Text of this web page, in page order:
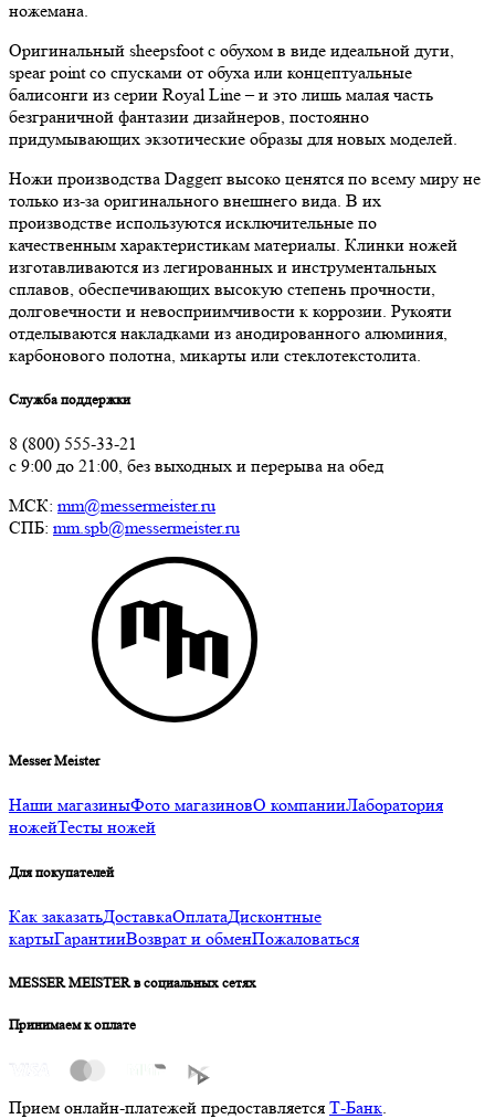
ножемана.
Оригинальный sheepsfoot с обухом в виде идеальной дуги,
spear point со спусками от обуха или концептуальные
балисонги из серии Royal Line – и это лишь малая часть
безграничной фантазии дизайнеров, постоянно
придумывающих экзотические образы для новых моделей.
Ножи производства Daggerr высоко ценятся по всему миру не
только из-за оригинального внешнего вида. В их
производстве используются исключительные по
качественным характеристикам материалы. Клинки ножей
изготавливаются из легированных и инструментальных
сплавов, обеспечивающих высокую степень прочности,
долговечности и невосприимчивости к коррозии. Рукояти
отделываются накладками из анодированного алюминия,
карбонового полотна, микарты или стеклотекстолита.
Служба поддержки
8 (800) 555-33-21
с 9:00 до 21:00, без выходных и перерыва на обед
МСК: mm@messermeister.ru
СПБ: mm.spb@messermeister.ru
Messer Meister
Наши магазиныФото магазиновО компанииЛаборатория
ножейТесты ножей
Для покупателей
Как заказатьДоставкаОплатаДисконтные
картыГарантииВозврат и обменПожаловаться
MESSER MEISTER в социальных сетях
Принимаем к оплате
Прием онлайн-платежей предоставляется Т-Банк.